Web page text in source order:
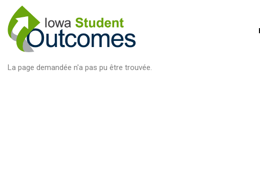
contenu
principal
La page demandée n'a pas pu être trouvée.